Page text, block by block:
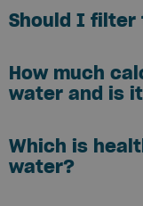
Should I filter
How much
water and is
Which is
water?